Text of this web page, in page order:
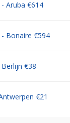
Aruba €614
Bonaire €594
€38
€21